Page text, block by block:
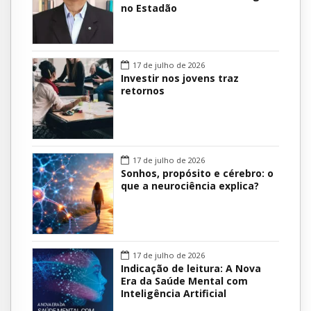
no Estadão
17 de julho de 2026
Investir nos jovens traz
retornos
17 de julho de 2026
Sonhos, propósito e cérebro: o
que a neurociência explica?
17 de julho de 2026
Indicação de leitura: A Nova
Era da Saúde Mental com
Inteligência Artificial